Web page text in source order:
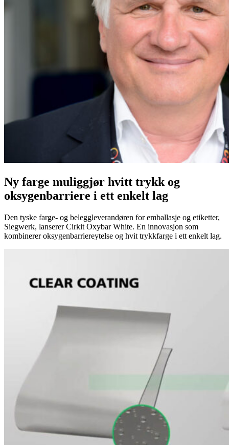
Ny farge muliggjør hvitt trykk og
oksygenbarriere i ett enkelt lag
Den tyske farge- og beleggleverandøren for emballasje og etiketter,
Siegwerk, lanserer Cirkit Oxybar White. En innovasjon som
kombinerer oksygenbarriereytelse og hvit trykkfarge i ett enkelt lag.